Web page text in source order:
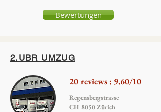
Bewertungen
2.UBR UMZUG
20 reviews : 9.60/10
Regensbergstrasse
CH 8050 Zürich